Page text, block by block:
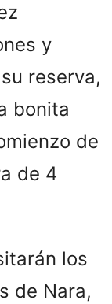
y
reserva,
bonita
de
de 4
los
de Nara,